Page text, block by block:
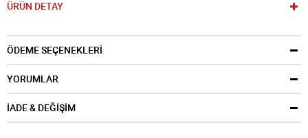
ÜRÜN DETAY
ÖDEME SEÇENEKLERİ
YORUMLAR
İADE & DEĞİŞİM